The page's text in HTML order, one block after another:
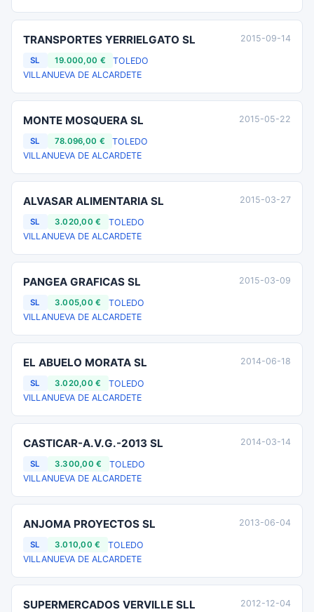
TRANSPORTES YERRIELGATO SL
SL 19.000,00 €
TOLEDO
VILLANUEVA DE ALCARDETE
2015-09-14
MONTE MOSQUERA SL
SL 78.096,00 €
TOLEDO
VILLANUEVA DE ALCARDETE
2015-05-22
ALVASAR ALIMENTARIA SL
SL 3.020,00 €
TOLEDO
VILLANUEVA DE ALCARDETE
2015-03-27
PANGEA GRAFICAS SL
SL 3.005,00 €
TOLEDO
VILLANUEVA DE ALCARDETE
2015-03-09
EL ABUELO MORATA SL
SL 3.020,00 €
TOLEDO
VILLANUEVA DE ALCARDETE
2014-06-18
CASTICAR-A.V.G.-2013 SL
SL 3.300,00 €
TOLEDO
VILLANUEVA DE ALCARDETE
2014-03-14
ANJOMA PROYECTOS SL
SL 3.010,00 €
TOLEDO
VILLANUEVA DE ALCARDETE
2013-06-04
SUPERMERCADOS VERVILLE SLL 2012-12-04